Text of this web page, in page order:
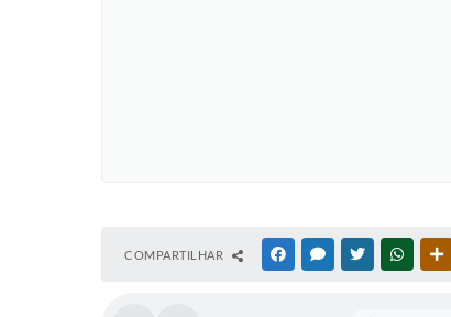
COMPARTILHAR FACEBOOKMESSENGER
TWITTER